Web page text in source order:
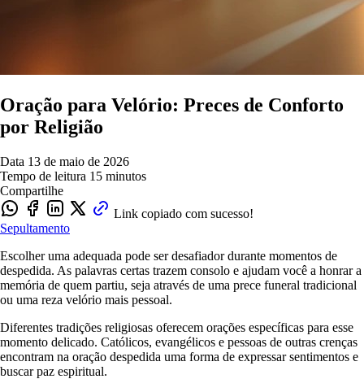
Oração para Velório: Preces de Conforto
por Religião
Data 13 de maio de 2026
Tempo de leitura 15 minutos
Compartilhe
Link copiado com sucesso!
Sepultamento
Escolher uma adequada pode ser desafiador durante momentos de
despedida. As palavras certas trazem consolo e ajudam você a honrar a
memória de quem partiu, seja através de uma prece funeral tradicional
ou uma reza velório mais pessoal.
Diferentes tradições religiosas oferecem orações específicas para esse
momento delicado. Católicos, evangélicos e pessoas de outras crenças
encontram na oração despedida uma forma de expressar sentimentos e
buscar paz espiritual.